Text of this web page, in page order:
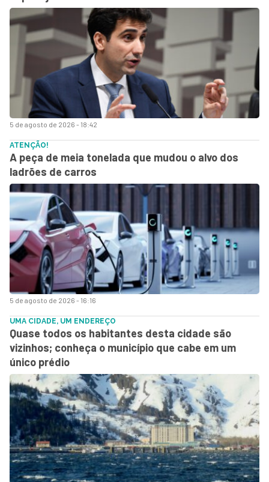
5 de agosto de 2026 - 18:42
5 de agosto de 2026 - 16:16
ATENÇÃO!
A peça de meia tonelada que mudou o alvo dos
ladrões de carros
UMA CIDADE, UM ENDEREÇO
Quase todos os habitantes desta cidade são
vizinhos; conheça o município que cabe em um
único prédio